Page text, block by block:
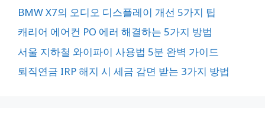
BMW X7의 오디오 디스플레이 개선 5가지 팁
캐리어 에어컨 PO 에러 해결하는 5가지 방법
서울 지하철 와이파이 사용법 5분 완벽 가이드
퇴직연금 IRP 해지 시 세금 감면 받는 3가지 방법